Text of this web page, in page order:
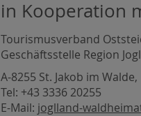
in Kooperation
Tourismusverband
Geschäftsstelle Region
A-8255 St. Jakob im
Tel: +43 3336 20255
E-Mail: joglland-